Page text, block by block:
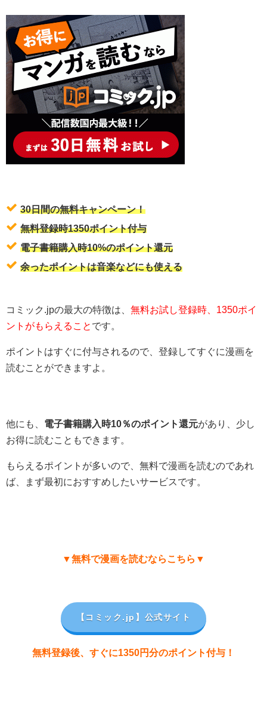
30日間の無料キャンペーン！
無料登録時1350ポイント付与
電子書籍購入時10%のポイント還元
余ったポイントは音楽などにも使える
コミック.jpの最大の特徴は、 無料お試し登録時、1350ポイ
ントがもらえること です。
ポイントはすぐに付与されるので、登録してすぐに漫画を
読むことができますよ。
他にも、 電子書籍購入時10％のポイント還元があり、少し
お得に読むこともできます。
もらえるポイントが多いので、無料で漫画を読むのであれ
ば、まず最初におすすめしたいサービスです。
▼無料で漫画を読むならこちら▼
【コミック.jp 】公式サイト
無料登録後、すぐに1350円分のポイント付与！